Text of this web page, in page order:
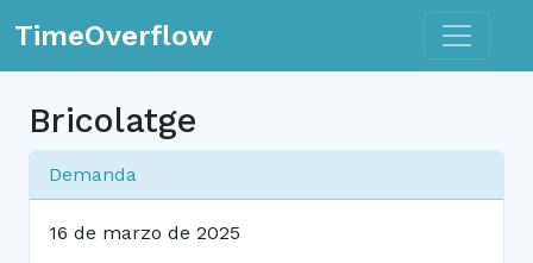
TimeOverflow Toggle
Bricolatge
Demanda
16 de marzo de 2025